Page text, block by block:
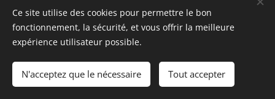
Optimisé par Webnode
Ce site utilise des cookies pour permettre le bon
fonctionnement, la sécurité, et vous offrir la meilleure
expérience utilisateur possible.
N'acceptez que le nécessaire Tout accepter